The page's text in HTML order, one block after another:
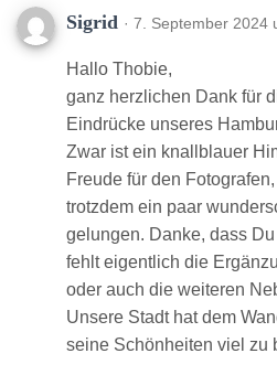
Sigrid · 7. September 2024
Hallo Thobie,
ganz herzlichen Dank für
Eindrücke unseres
Zwar ist ein knallblauer
Freude für den
trotzdem ein paar
gelungen. Danke, dass
fehlt eigentlich die
oder auch die weiteren
Unsere Stadt hat dem
seine Schönheiten viel zu